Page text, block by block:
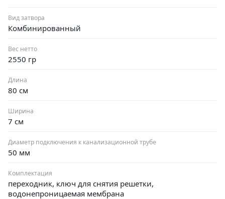
Вид затвора
Комбинированный
Вес нетто
2550 гр
Длина
80 см
Ширина
7 см
Диаметр подключения к канализационной трубе
50 мм
Комплектация
переходник, ключ для снятия решетки,
водонепроницаемая мембрана